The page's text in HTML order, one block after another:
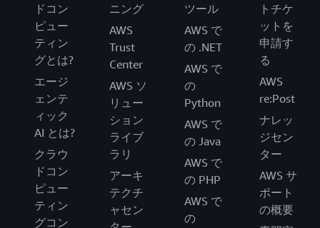
ドコン
ピュー
ティン
グとは?
エージ
ェンテ
ィック
AI とは?
クラウ
ドコン
ピュー
ティン
グコン
ニング
AWS
Trust
Center
AWS ソ
リュー
ション
ライブ
ラリ
アーキ
テクチ
ャセン
ツール
AWS で
の .NET
AWS で
の
Python
AWS で
の Java
AWS で
の PHP
AWS で
の
トチケ
ットを
申請す
る
AWS
re:Post
ナレッ
ジセン
ター
AWS サ
ポート
の概要